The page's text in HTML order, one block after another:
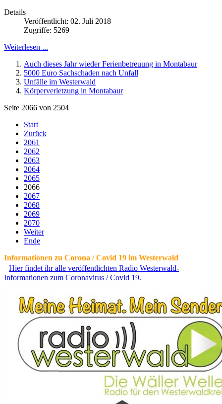
Details
Veröffentlicht: 02. Juli 2018
Zugriffe: 5269
Weiterlesen ...
Auch dieses Jahr wieder Ferienbetreuung in Montabaur
5000 Euro Sachschaden nach Unfall
Unfälle im Westerwald
Körperverletzung in Montabaur
Seite 2066 von 2504
Start
Zurück
2061
2062
2063
2064
2065
2066
2067
2068
2069
2070
Weiter
Ende
Informationen zu Corona / Covid 19 im Westerwald
Hier findet ihr alle veröffentlichten Radio Westerwald-
Informationen zum Coronavirus / Covid 19.